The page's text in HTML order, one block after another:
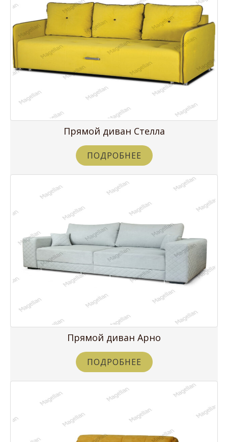
Прямой диван Стелла
ПОДРОБНЕЕ
Прямой диван Арно
ПОДРОБНЕЕ